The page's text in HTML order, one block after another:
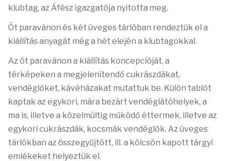
klubtag, az Áfész igazgatója nyitotta meg.
Öt paravánon és két üveges tárlóban rendeztük el a
kiállítás anyagát még a hét elején a klubtagokkal.
Az öt paravánon a kiállítás koncepcióját, a
térképeken a megjelenítendő cukrászdákat,
vendéglőket, kávéházakat mutattuk be. Külön tablót
kaptak az egykori, mára bezárt vendéglátóhelyek, a
ma is, illetve a közelmúltig működő éttermek, illetve az
egykori cukrászdák, kocsmák vendéglők. Az üveges
tárlókban az összegyűjtött, ill. a kölcsön kapott tárgyi
emlékeket helyeztük el.